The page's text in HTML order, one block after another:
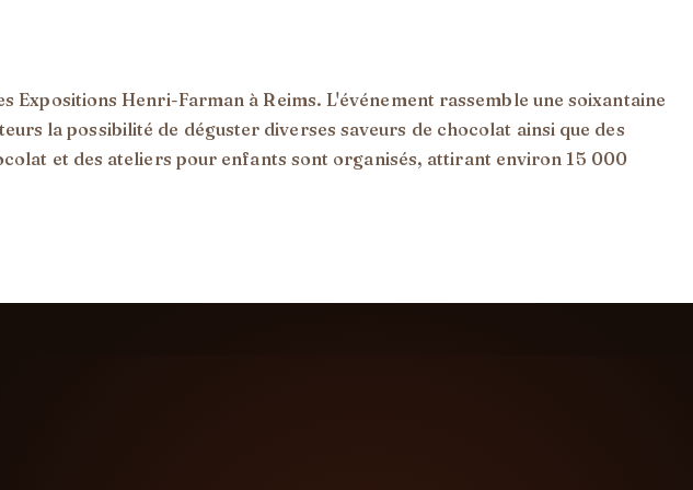
Henri-Farman à Reims. L'événement rassemble une soixantaine
la possibilité de déguster diverses saveurs de chocolat ainsi que des
et des ateliers pour enfants sont organisés, attirant environ 15 000